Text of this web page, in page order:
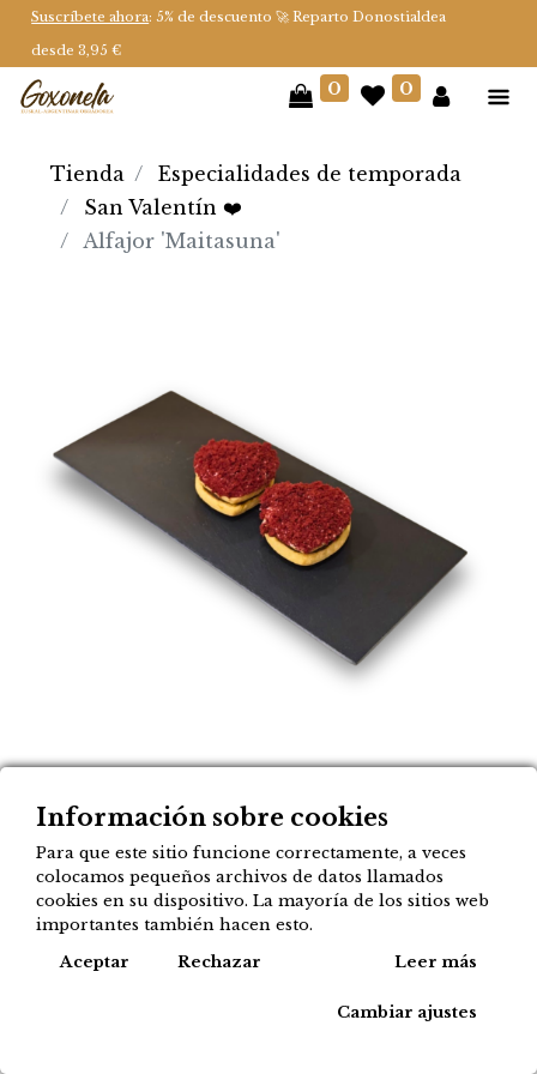
Suscríbete ahora: 5% de descuento 🚀 Reparto Donostialdea
desde 3,95 €
0 0
Tienda
Especialidades de temporada
San Valentín ❤️
Alfajor 'Maitasuna'
3,75€
Actualmente el producto no está
Información sobre cookies
Para que este sitio funcione correctamente, a veces
colocamos pequeños archivos de datos llamados
cookies en su dispositivo. La mayoría de los sitios web
importantes también hacen esto.
Aceptar
Rechazar Leer más
Cambiar ajustes